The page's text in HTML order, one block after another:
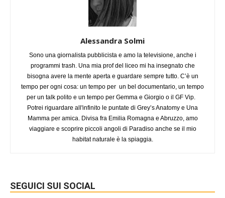
Alessandra Solmi
Sono una giornalista pubblicista e amo la televisione, anche i
programmi trash. Una mia prof del liceo mi ha insegnato che
bisogna avere la mente aperta e guardare sempre tutto. C’è un
tempo per ogni cosa: un tempo per un bel documentario, un tempo
per un talk polito e un tempo per Gemma e Giorgio o il GF Vip.
Potrei riguardare all'infinito le puntate di Grey’s Anatomy e Una
Mamma per amica. Divisa fra Emilia Romagna e Abruzzo, amo
viaggiare e scoprire piccoli angoli di Paradiso anche se il mio
habitat naturale è la spiaggia.
SEGUICI SUI SOCIAL